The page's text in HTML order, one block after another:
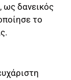
ως δανεικός
το